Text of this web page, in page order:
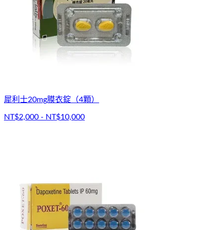
犀利士20mg膜衣錠（4顆）
NT$2,000 - NT$10,000